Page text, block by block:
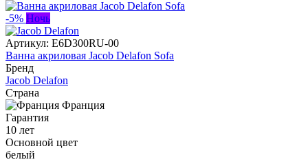
-5% Ночь
Артикул: E6D300RU-00
Ванна акриловая Jacob Delafon Sofa
Бренд
Jacob Delafon
Страна
Франция
Гарантия
10 лет
Основной цвет
белый